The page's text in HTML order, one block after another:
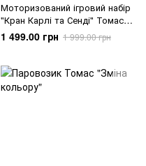
Моторизований ігровий набір
"Кран Карлі та Сенді" Томас і
друзі
1 499.00 грн 1 999.00 грн